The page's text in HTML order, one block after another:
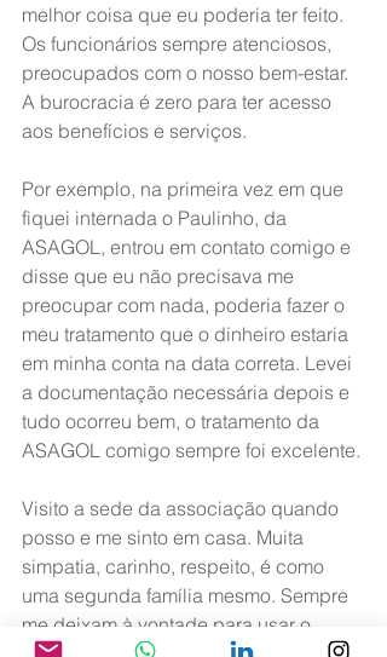
melhor coisa que eu poderia ter feito.
Os funcionários sempre atenciosos,
preocupados com o nosso bem-estar.
A burocracia é zero para ter acesso
aos benefícios e serviços.
Por exemplo, na primeira vez em que
fiquei internada o Paulinho, da
ASAGOL, entrou em contato comigo e
disse que eu não precisava me
preocupar com nada, poderia fazer o
meu tratamento que o dinheiro estaria
em minha conta na data correta. Levei
a documentação necessária depois e
tudo ocorreu bem, o tratamento da
ASAGOL comigo sempre foi excelente.
Visito a sede da associação quando
posso e me sinto em casa. Muita
simpatia, carinho, respeito, é como
uma segunda família mesmo. Sempre
me deixam à vontade para usar o